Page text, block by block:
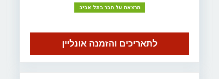
הרצאה על הבר בתל אביב
לתאריכים והזמנה אונליין